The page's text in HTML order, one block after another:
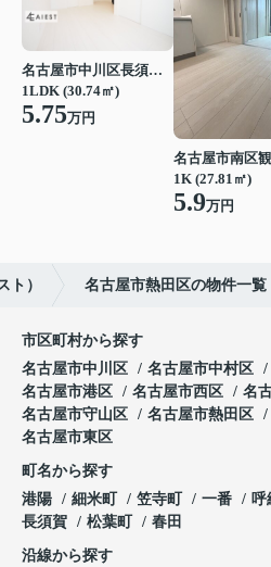
名古屋市中川区長須賀３丁目
1LDK (30.74㎡)
5.75万円
1K (27.81㎡)
5.9万円
ト） 名古屋市熱田区の物件一覧
市区町村から探す
名古屋市中川区
名古屋市中村区
名古屋市港区
名古屋市西区
名
名古屋市守山区
名古屋市熱田区
名古屋市東区
町名から探す
港陽
細米町 笠寺町 一番 呼
長須賀
松葉町 春田
沿線から探す